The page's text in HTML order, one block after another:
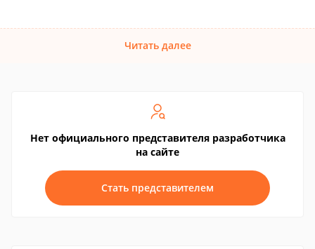
Читать далее
Нет официального представителя разработчика
на сайте
Стать представителем